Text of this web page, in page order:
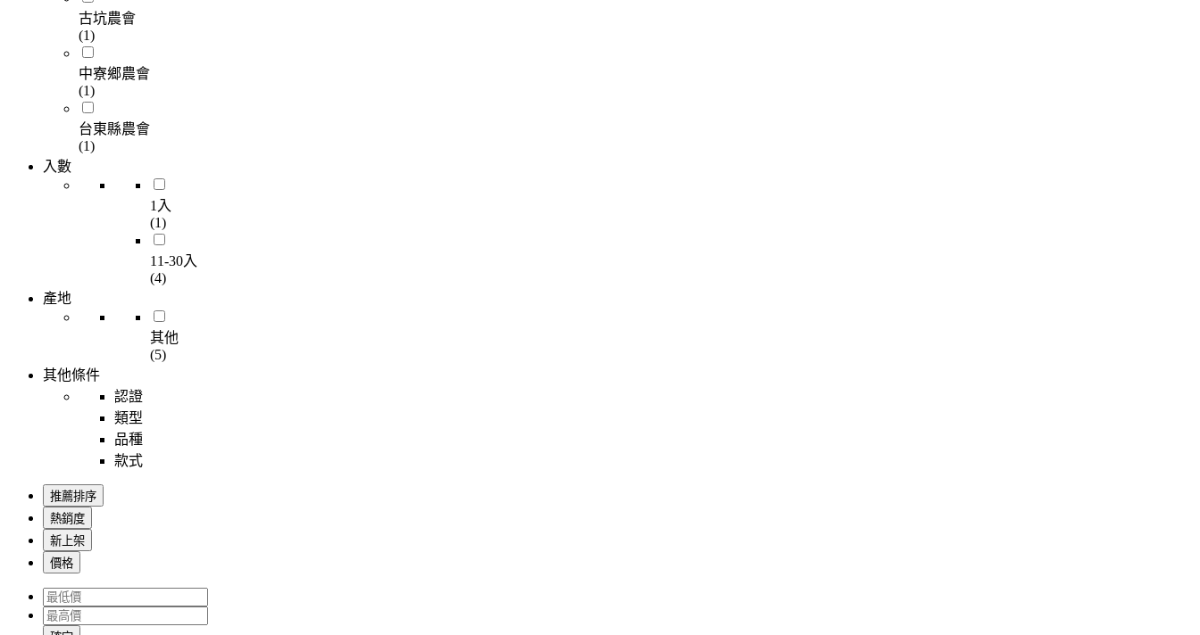
古坑農會
(1)
中寮鄉農會
(1)
台東縣農會
(1)
入數
1入
(1)
11-30入
(4)
產地
其他
(5)
其他條件
認證
類型
品種
款式
推薦排序
熱銷度
新上架
價格